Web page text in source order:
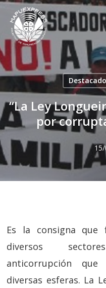
Skip
main
content
“La Ley
por
Es la consigna que
diversos
anticorrupción que
diversas esferas. La